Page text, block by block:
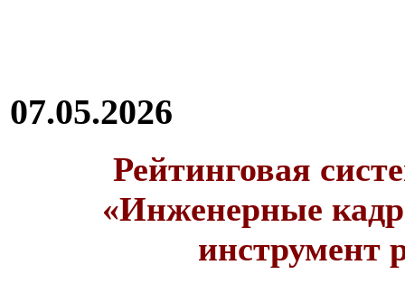
07.05.2026
Рейтинговая
«Инженерные
инструмент